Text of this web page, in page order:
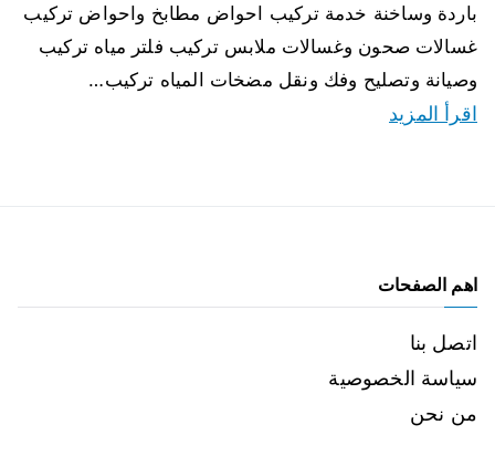
باردة وساخنة خدمة تركيب احواض مطابخ واحواض تركيب
غسالات صحون وغسالات ملابس تركيب فلتر مياه تركيب
وصيانة وتصليح وفك ونقل مضخات المياه تركيب…
اقرأ المزيد
اهم الصفحات
اتصل بنا
سياسة الخصوصية
من نحن